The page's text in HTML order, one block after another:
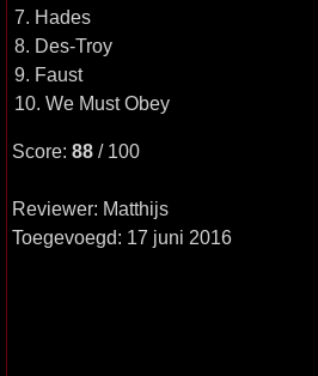
7. Hades
8. Des-Troy
9. Faust
10. We Must Obey
Score: 88 / 100
Reviewer: Matthijs
Toegevoegd: 17 juni 2016